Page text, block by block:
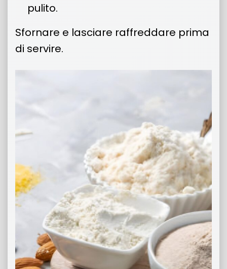
pulito.
Sfornare e lasciare raffreddare prima
di servire.